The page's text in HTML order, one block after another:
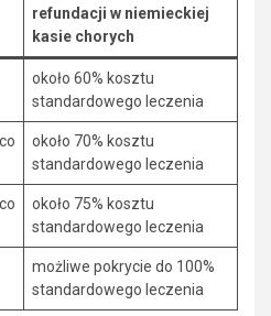
refundacji w niemieckiej
kasie chorych
około 60% kosztu
standardowego leczenia
około 70% kosztu
standardowego leczenia
około 75% kosztu
standardowego leczenia
możliwe pokrycie do 100%
standardowego leczenia